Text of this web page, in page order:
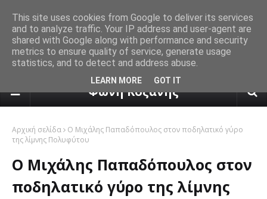
πρόγνωση καιρού από το
Φωνή Κοζάνης
Αρχική σελίδα
Ο Μιχάλης Παπαδόπουλος στον ποδηλατικό γύρο
της λίμνης Πολυφύτου
Ο Μιχάλης Παπαδόπουλος στον
ποδηλατικό γύρο της λίμνης
This site uses cookies from Google to deliver its services
and to analyze traffic. Your IP address and user-agent are
shared with Google along with performance and security
metrics to ensure quality of service, generate usage
statistics, and to detect and address abuse.
LEARN MORE GOT IT